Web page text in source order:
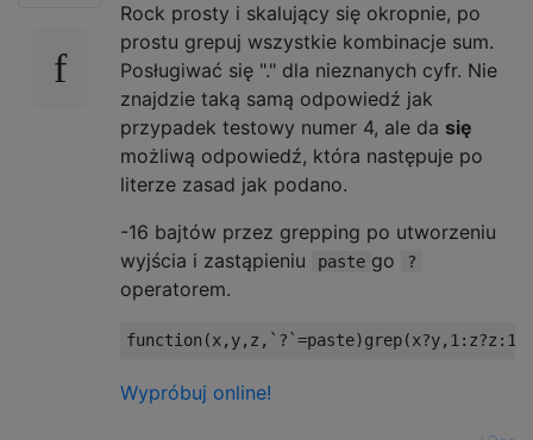
Rock prosty i skalujący się okropnie, po
prostu grepuj wszystkie kombinacje sum.
Posługiwać się "." dla nieznanych cyfr. Nie
znajdzie taką samą odpowiedź jak
przypadek testowy numer 4, ale da się
możliwą odpowiedź, która następuje po
literze zasad jak podano.
-16 bajtów przez grepping po utworzeniu
wyjścia i zastąpieniu
paste go ?
operatorem.
function (x, y, z , `?`=paste)grep(x?y, 1 : z?z : 1-
Wypróbuj online!